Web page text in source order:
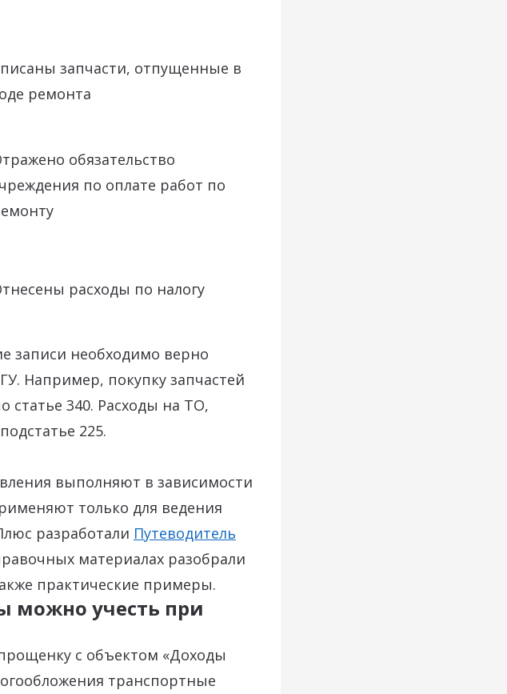
запчасти, отпущенные в
ремонта
обязательство
по оплате работ по
расходы по налогу
записи необходимо верно
Например, покупку запчастей
340. Расходы на ТО,
225.
выполняют в зависимости
только для ведения
разработали Путеводитель
материалах разобрали
практические примеры.
можно учесть при
с объектом «Доходы
транспортные